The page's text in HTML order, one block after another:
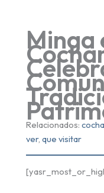
Minga
Relacionados:
ver, que visitar